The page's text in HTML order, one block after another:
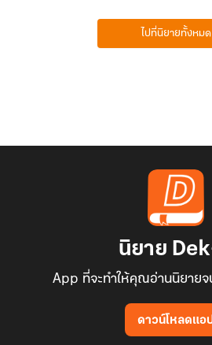
ไปที่นิยายทั้งหมด
นิยาย
App ที่จะทำให้คุณอ่านนิยายจ
ดาวน์โหลดแอ